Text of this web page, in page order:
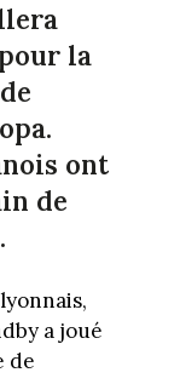
la
ont
de
a joué
de